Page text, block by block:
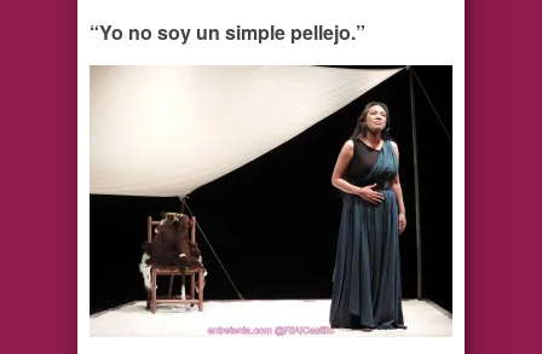
“Yo no soy un simple pellejo.”